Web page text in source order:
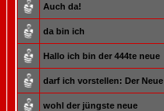
Auch da!
da bin ich
Hallo ich bin der 444te neue
darf ich vorstellen: Der Neue
wohl der jüngste neue